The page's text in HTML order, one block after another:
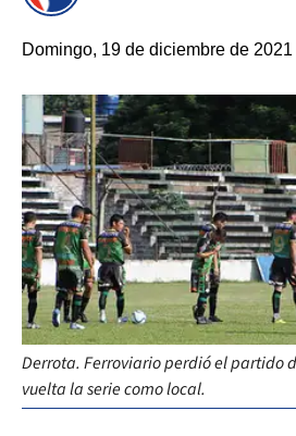
Domingo, 19 de diciembre de
Derrota. Ferroviario perdió el partido
vuelta la serie como local.